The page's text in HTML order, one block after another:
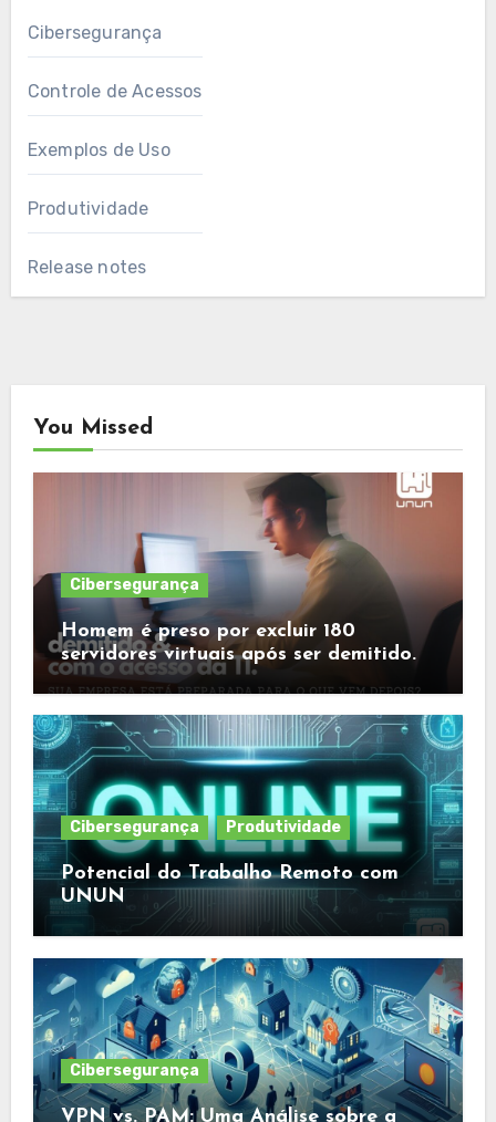
Cibersegurança
Controle de Acessos
Exemplos de Uso
Produtividade
Release notes
You Missed
Cibersegurança
Homem é preso por excluir 180
servidores virtuais após ser demitido.
Cibersegurança Produtividade
Potencial do Trabalho Remoto com
UNUN
Cibersegurança
VPN vs. PAM: Uma Análise sobre a